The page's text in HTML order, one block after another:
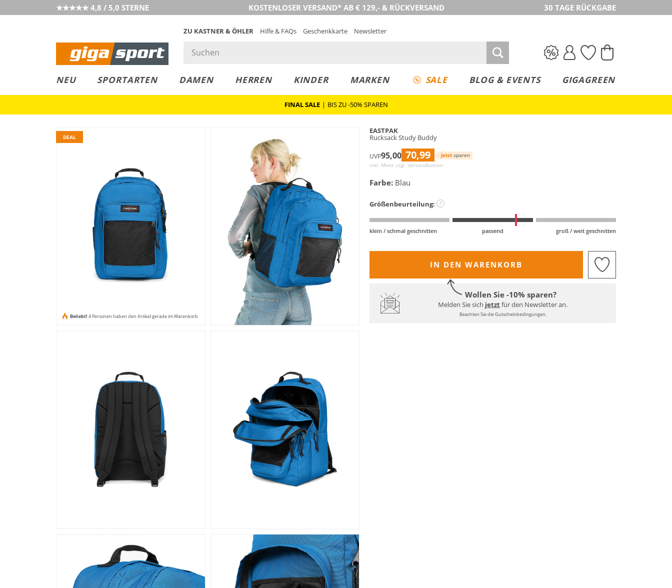
★★★★★ 4,8 / 5,0 STERNE KOSTENLOSER VERSAND* AB € 129,- & RÜCKVERSAND 30 TAGE RÜCKGABE
ZU KASTNER & ÖHLER Hilfe & FAQs Geschenkkarte Newsletter
NEU SPORTARTEN DAMEN HERREN KINDER MARKEN SALE BLOG & EVENTS GIGAGREEN
FINAL SALE | BIS ZU -50% SPAREN
DEAL
Beliebt! 4 Personen haben den Artikel gerade im Warenkorb
EASTPAK
Rucksack Study Buddy
UVP95,00 70,99 Jetzt sparen
inkl. Mwst zzgl. Versandkosten
Farbe: Blau
Größenbeurteilung: ?
klein / schmal geschnitten passend groß / weit geschnitten
IN DEN WARENKORB
Wollen Sie -10% sparen?
Melden Sie sich jetztfür den Newsletter an.
Beachten Sie die Gutscheinbedingungen.